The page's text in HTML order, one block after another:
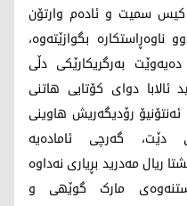
کیس سمیت و ئادەم وارتۆن
بگوازێتەوە،
بەرگریکارێکی دڵی
ئالابا دوای کۆتایی هاتنی
رۆدیگەریش هاوینی
دێت، گەرچی ئامادەیە
ریال مەدرید بڕیاری نەداوە
مارک گوێهی و